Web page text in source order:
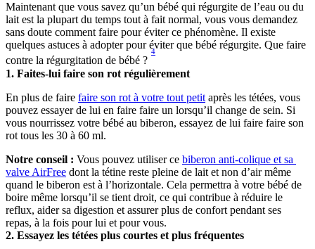
Maintenant que vous savez qu’un bébé qui régurgite de l’eau ou du
lait est la plupart du temps tout à fait normal, vous vous demandez
sans doute comment faire pour éviter ce phénomène. Il existe
quelques astuces à adopter pour éviter que bébé régurgite. Que faire
contre la régurgitation de bébé ?
4
1. Faites-lui faire son rot régulièrement
En plus de faire faire son rot à votre tout petit après les tétées, vous
pouvez essayer de lui en faire faire un lorsqu’il change de sein. Si
vous nourrissez votre bébé au biberon, essayez de lui faire faire son
rot tous les 30 à 60 ml.
Notre conseil : Vous pouvez utiliser ce biberon anti-colique et sa
valve AirFree dont la tétine reste pleine de lait et non d’air même
quand le biberon est à l’horizontale. Cela permettra à votre bébé de
boire même lorsqu’il se tient droit, ce qui contribue à réduire le
reflux, aider sa digestion et assurer plus de confort pendant ses
repas, à la fois pour lui et pour vous.
2. Essayez les tétées plus courtes et plus fréquentes